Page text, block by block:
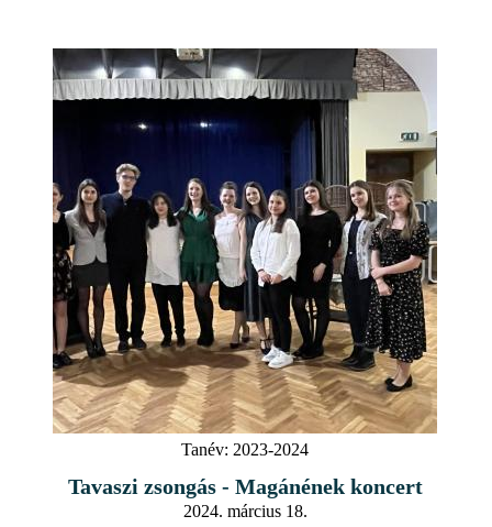
Tanév: 2023-2024
Tavaszi zsongás - Magánének koncert
2024. március 18.